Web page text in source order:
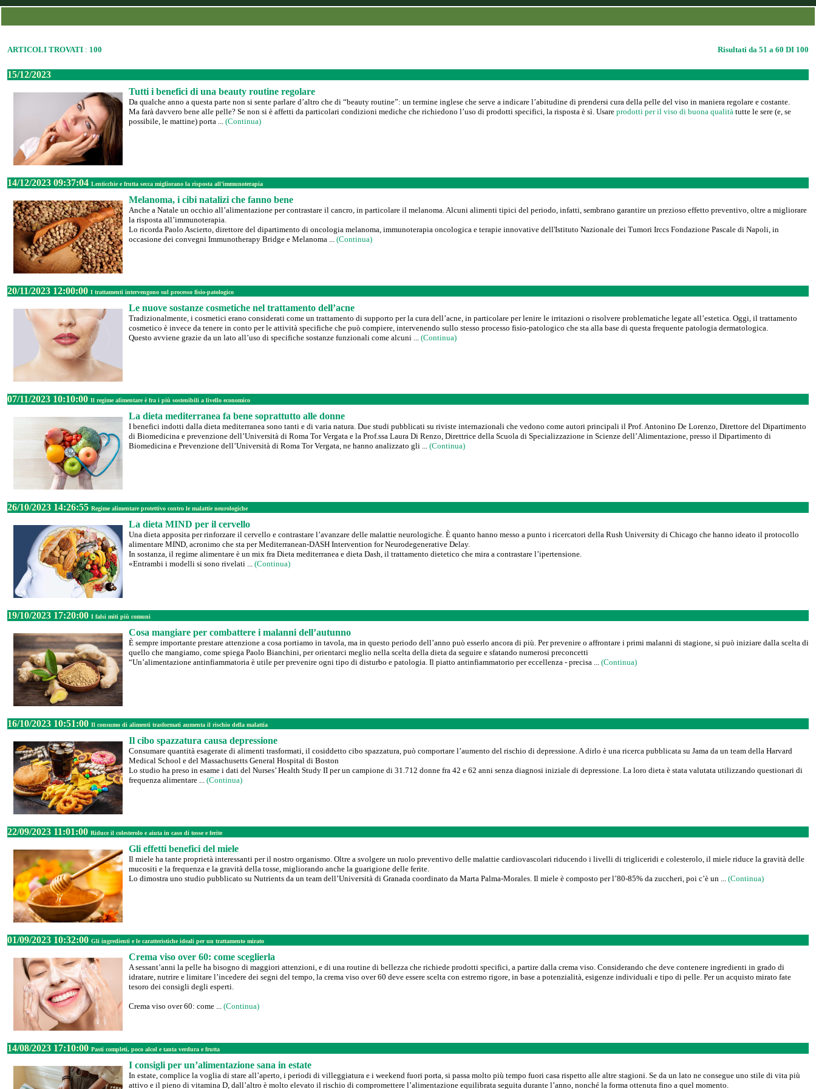
ARTICOLI TROVATI : 100 Risultati da 51 a 60 DI 100
15/12/2023
Tutti i benefici di una beauty routine regolare
Da qualche anno a questa parte non si sente parlare d’altro che di “beauty routine”: un termine inglese che serve a indicare l’abitudine di prendersi cura della pelle del viso in maniera regolare e costante.
Ma farà davvero bene alle pelle? Se non si è affetti da particolari condizioni mediche che richiedono l’uso di prodotti specifici, la risposta è sì. Usare prodotti per il viso di buona qualità tutte le sere (e, se
possibile, le mattine) porta ... (Continua)
14/12/2023 09:37:04 Lenticchie e frutta secca migliorano la risposta all’immunoterapia
Melanoma, i cibi natalizi che fanno bene
Anche a Natale un occhio all’alimentazione per contrastare il cancro, in particolare il melanoma. Alcuni alimenti tipici del periodo, infatti, sembrano garantire un prezioso effetto preventivo, oltre a migliorare
la risposta all’immunoterapia.
Lo ricorda Paolo Ascierto, direttore del dipartimento di oncologia melanoma, immunoterapia oncologica e terapie innovative dell'Istituto Nazionale dei Tumori Irccs Fondazione Pascale di Napoli, in
occasione dei convegni Immunotherapy Bridge e Melanoma ... (Continua)
20/11/2023 12:00:00 I trattamenti intervengono sul processo fisio-patologico
Le nuove sostanze cosmetiche nel trattamento dell’acne
Tradizionalmente, i cosmetici erano considerati come un trattamento di supporto per la cura dell’acne, in particolare per lenire le irritazioni o risolvere problematiche legate all’estetica. Oggi, il trattamento
cosmetico è invece da tenere in conto per le attività specifiche che può compiere, intervenendo sullo stesso processo fisio-patologico che sta alla base di questa frequente patologia dermatologica.
Questo avviene grazie da un lato all’uso di specifiche sostanze funzionali come alcuni ... (Continua)
07/11/2023 10:10:00 Il regime alimentare è fra i più sostenibili a livello economico
La dieta mediterranea fa bene soprattutto alle donne
I benefici indotti dalla dieta mediterranea sono tanti e di varia natura. Due studi pubblicati su riviste internazionali che vedono come autori principali il Prof. Antonino De Lorenzo, Direttore del Dipartimento
di Biomedicina e prevenzione dell’Università di Roma Tor Vergata e la Prof.ssa Laura Di Renzo, Direttrice della Scuola di Specializzazione in Scienze dell’Alimentazione, presso il Dipartimento di
Biomedicina e Prevenzione dell’Università di Roma Tor Vergata, ne hanno analizzato gli ... (Continua)
26/10/2023 14:26:55 Regime alimentare protettivo contro le malattie neurologiche
La dieta MIND per il cervello
Una dieta apposita per rinforzare il cervello e contrastare l’avanzare delle malattie neurologiche. È quanto hanno messo a punto i ricercatori della Rush University di Chicago che hanno ideato il protocollo
alimentare MIND, acronimo che sta per Mediterranean-DASH Intervention for Neurodegenerative Delay.
In sostanza, il regime alimentare è un mix fra Dieta mediterranea e dieta Dash, il trattamento dietetico che mira a contrastare l’ipertensione.
«Entrambi i modelli si sono rivelati ... (Continua)
19/10/2023 17:20:00 I falsi miti più comuni
Cosa mangiare per combattere i malanni dell’autunno
È sempre importante prestare attenzione a cosa portiamo in tavola, ma in questo periodo dell’anno può esserlo ancora di più. Per prevenire o affrontare i primi malanni di stagione, si può iniziare dalla scelta di
quello che mangiamo, come spiega Paolo Bianchini, per orientarci meglio nella scelta della dieta da seguire e sfatando numerosi preconcetti
“Un’alimentazione antinfiammatoria è utile per prevenire ogni tipo di disturbo e patologia. Il piatto antinfiammatorio per eccellenza - precisa ... (Continua)
16/10/2023 10:51:00 Il consumo di alimenti trasformati aumenta il rischio della malattia
Il cibo spazzatura causa depressione
Consumare quantità esagerate di alimenti trasformati, il cosiddetto cibo spazzatura, può comportare l’aumento del rischio di depressione. A dirlo è una ricerca pubblicata su Jama da un team della Harvard
Medical School e del Massachusetts General Hospital di Boston
Lo studio ha preso in esame i dati del Nurses’ Health Study II per un campione di 31.712 donne fra 42 e 62 anni senza diagnosi iniziale di depressione. La loro dieta è stata valutata utilizzando questionari di
frequenza alimentare ... (Continua)
22/09/2023 11:01:00 Riduce il colesterolo e aiuta in caso di tosse e ferite
Gli effetti benefici del miele
Il miele ha tante proprietà interessanti per il nostro organismo. Oltre a svolgere un ruolo preventivo delle malattie cardiovascolari riducendo i livelli di trigliceridi e colesterolo, il miele riduce la gravità delle
mucositi e la frequenza e la gravità della tosse, migliorando anche la guarigione delle ferite.
Lo dimostra uno studio pubblicato su Nutrients da un team dell’Università di Granada coordinato da Marta Palma-Morales. Il miele è composto per l’80-85% da zuccheri, poi c’è un ... (Continua)
01/09/2023 10:32:00 Gli ingredienti e le caratteristiche ideali per un trattamento mirato
Crema viso over 60: come sceglierla
A sessant’anni la pelle ha bisogno di maggiori attenzioni, e di una routine di bellezza che richiede prodotti specifici, a partire dalla crema viso. Considerando che deve contenere ingredienti in grado di
idratare, nutrire e limitare l’incedere dei segni del tempo, la crema viso over 60 deve essere scelta con estremo rigore, in base a potenzialità, esigenze individuali e tipo di pelle. Per un acquisto mirato fate
tesoro dei consigli degli esperti.
Crema viso over 60: come ... (Continua)
14/08/2023 17:10:00 Pasti completi, poco alcol e tanta verdura e frutta
I consigli per un’alimentazione sana in estate
In estate, complice la voglia di stare all’aperto, i periodi di villeggiatura e i weekend fuori porta, si passa molto più tempo fuori casa rispetto alle altre stagioni. Se da un lato ne consegue uno stile di vita più
attivo e il pieno di vitamina D, dall’altro è molto elevato il rischio di compromettere l’alimentazione equilibrata seguita durante l’anno, nonché la forma ottenuta fino a quel momento.